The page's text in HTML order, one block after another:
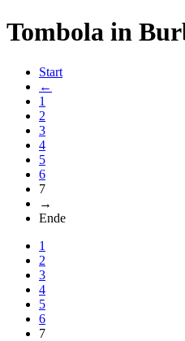
Tombola in
Start
←
1
2
3
4
5
6
7
→
Ende
1
2
3
4
5
6
7